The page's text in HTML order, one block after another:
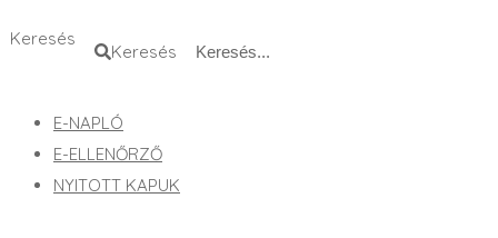
Keresés
Keresés
E-NAPLÓ
E-ELLENŐRZŐ
NYITOTT KAPUK